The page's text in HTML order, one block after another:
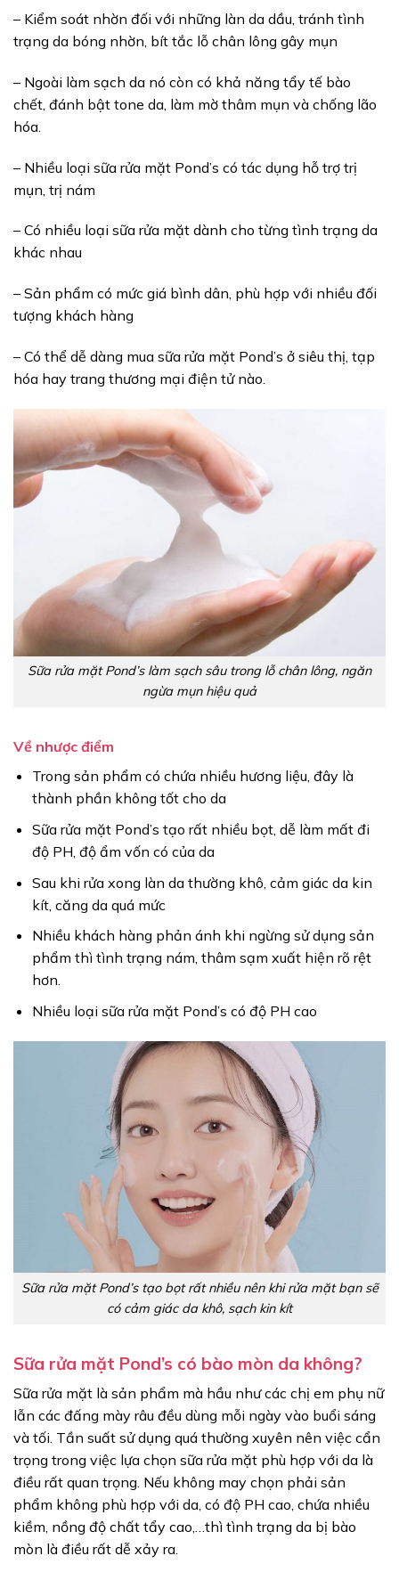
– Kiểm soát nhờn đối với những làn da dầu, tránh tình
trạng da bóng nhờn, bít tắc lỗ chân lông gây mụn
– Ngoài làm sạch da nó còn có khả năng tẩy tế bào
chết, đánh bật tone da, làm mờ thâm mụn và chống lão
hóa.
– Nhiều loại sữa rửa mặt Pond’s có tác dụng hỗ trợ trị
mụn, trị nám
– Có nhiều loại sữa rửa mặt dành cho từng tình trạng da
khác nhau
– Sản phẩm có mức giá bình dân, phù hợp với nhiều đối
tượng khách hàng
– Có thể dễ dàng mua sữa rửa mặt Pond’s ở siêu thị, tạp
hóa hay trang thương mại điện tử nào.
Sữa rửa mặt Pond’s làm sạch sâu trong lỗ chân lông, ngăn
ngừa mụn hiệu quả
Về nhược điểm
Trong sản phẩm có chứa nhiều hương liệu, đây là
thành phần không tốt cho da
Sữa rửa mặt Pond’s tạo rất nhiều bọt, dễ làm mất đi
độ PH, độ ẩm vốn có của da
Sau khi rửa xong làn da thường khô, cảm giác da kin
kít, căng da quá mức
Nhiều khách hàng phản ánh khi ngừng sử dụng sản
phẩm thì tình trạng nám, thâm sạm xuất hiện rõ rệt
hơn.
Nhiều loại sữa rửa mặt Pond’s có độ PH cao
Sữa rửa mặt Pond’s tạo bọt rất nhiều nên khi rửa mặt bạn sẽ
có cảm giác da khô, sạch kin kít
Sữa rửa mặt Pond’s có bào mòn da không?
Sữa rửa mặt là sản phẩm mà hầu như các chị em phụ nữ
lẫn các đấng mày râu đều dùng mỗi ngày vào buổi sáng
và tối. Tần suất sử dụng quá thường xuyên nên việc cẩn
trọng trong việc lựa chọn sữa rửa mặt phù hợp với da là
điều rất quan trọng. Nếu không may chọn phải sản
phẩm không phù hợp với da, có độ PH cao, chứa nhiều
kiềm, nồng độ chất tẩy cao,…thì tình trạng da bị bào
mòn là điều rất dễ xảy ra.